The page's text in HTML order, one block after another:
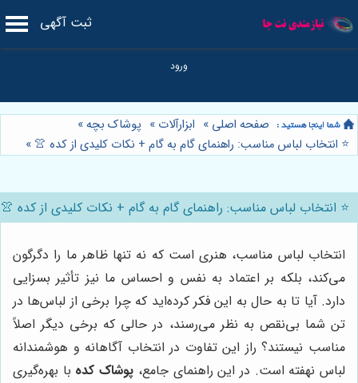
ثبت آگهی
صفحه اصلی » ابزارآلات » پوشاک بچه»
⭐️ انتخاب لباس مناسب: راهنمای گام به گام + نکات کلیدی از کده 👚 »
⭐️ انتخاب لباس مناسب: راهنمای گام به گام + نکات کلیدی از کده 👚
انتخاب لباس مناسب، هنری است که نه تنها ظاهر ما را دگرگون
می‌کند، بلکه بر اعتماد به نفس و احساس ما نیز تأثیر بسزایی
دارد. آیا تا به حال به این فکر کرده‌اید که چرا برخی از لباس‌ها در
تن شما بی‌نقص به نظر می‌رسند، در حالی که برخی دیگر اصلاً
مناسب نیستند؟ راز این تفاوت در انتخاب آگاهانه و هوشمندانه
لباس نهفته است. در این راهنمای جامع، پوشاک کده با بهره‌گیری